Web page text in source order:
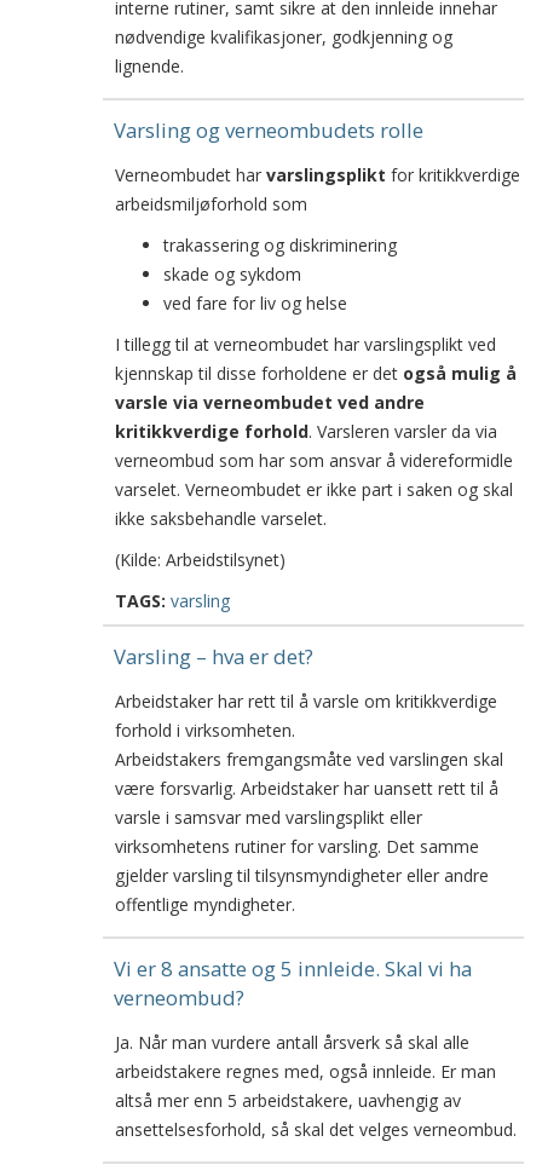
interne rutiner, samt sikre at den innleide innehar
nødvendige kvalifikasjoner, godkjenning og
lignende.
Varsling og verneombudets rolle
Verneombudet har varslingsplikt for kritikkverdige
arbeidsmiljøforhold som
trakassering og diskriminering
skade og sykdom
ved fare for liv og helse
I tillegg til at verneombudet har varslingsplikt ved
kjennskap til disse forholdene er det også mulig å
varsle via verneombudet ved andre
kritikkverdige forhold. Varsleren varsler da via
verneombud som har som ansvar å videreformidle
varselet. Verneombudet er ikke part i saken og skal
ikke saksbehandle varselet.
(Kilde: Arbeidstilsynet)
TAGS: varsling
Varsling – hva er det?
Arbeidstaker har rett til å varsle om kritikkverdige
forhold i virksomheten.
Arbeidstakers fremgangsmåte ved varslingen skal
være forsvarlig. Arbeidstaker har uansett rett til å
varsle i samsvar med varslingsplikt eller
virksomhetens rutiner for varsling. Det samme
gjelder varsling til tilsynsmyndigheter eller andre
offentlige myndigheter.
Vi er 8 ansatte og 5 innleide. Skal vi ha
verneombud?
Ja. Når man vurdere antall årsverk så skal alle
arbeidstakere regnes med, også innleide. Er man
altså mer enn 5 arbeidstakere, uavhengig av
ansettelsesforhold, så skal det velges verneombud.